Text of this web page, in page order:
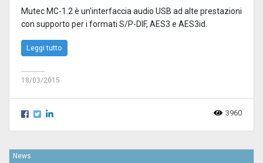
Mutec MC-1.2 è un'interfaccia audio USB ad alte prestazioni
con supporto per i formati S/P-DIF, AES3 e AES3id.
Leggi tutto
18/03/2015
3960
News